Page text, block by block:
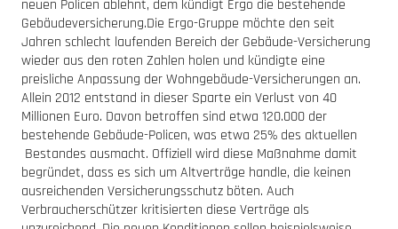
neuen Policen ablehnt, dem kündigt Ergo die bestehende
Gebäudeversicherung.Die Ergo-Gruppe möchte den seit
Jahren schlecht laufenden Bereich der Gebäude-Versicherung
wieder aus den roten Zahlen holen und kündigte eine
preisliche Anpassung der Wohngebäude-Versicherungen an.
Allein 2012 entstand in dieser Sparte ein Verlust von 40
Millionen Euro. Davon betroffen sind etwa 120.000 der
bestehende Gebäude-Policen, was etwa 25% des aktuellen
Bestandes ausmacht. Offiziell wird diese Maßnahme damit
begründet, dass es sich um Altverträge handle, die keinen
ausreichenden Versicherungsschutz böten. Auch
Verbraucherschützer kritisierten diese Verträge als